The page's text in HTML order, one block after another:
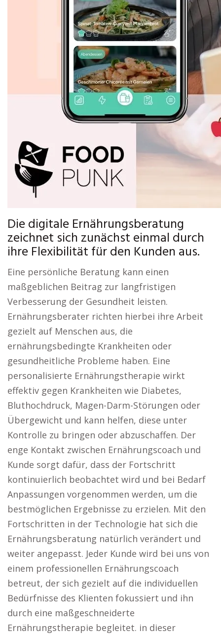
Die digitale Ernährungsberatung
zeichnet sich zunächst einmal durch
ihre Flexibilität für den Kunden aus.
Eine persönliche Beratung kann einen
maßgeblichen Beitrag zur langfristigen
Verbesserung der Gesundheit leisten.
Ernährungsberater richten hierbei ihre Arbeit
gezielt auf Menschen aus, die
ernährungsbedingte Krankheiten oder
gesundheitliche Probleme haben. Eine
personalisierte Ernährungstherapie wirkt
effektiv gegen Krankheiten wie Diabetes,
Bluthochdruck, Magen-Darm-Störungen oder
Übergewicht und kann helfen, diese unter
Kontrolle zu bringen oder abzuschaffen. Der
enge Kontakt zwischen Ernährungscoach und
Kunde sorgt dafür, dass der Fortschritt
kontinuierlich beobachtet wird und bei Bedarf
Anpassungen vorgenommen werden, um die
bestmöglichen Ergebnisse zu erzielen. Mit den
Fortschritten in der Technologie hat sich die
Ernährungsberatung natürlich verändert und
weiter angepasst. Jeder Kunde wird bei uns von
einem professionellen Ernährungscoach
betreut, der sich gezielt auf die individuellen
Bedürfnisse des Klienten fokussiert und ihn
durch eine maßgeschneiderte
Ernährungstherapie begleitet. in dieser